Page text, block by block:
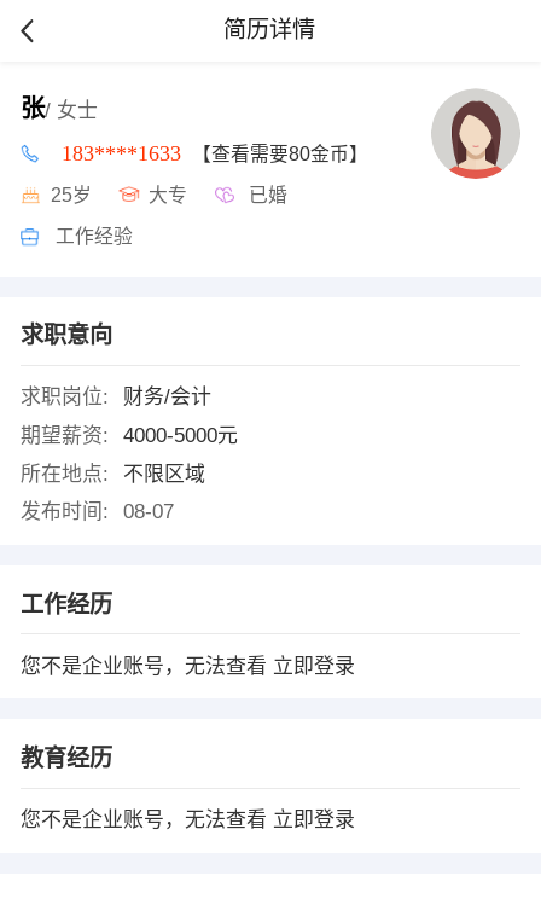
简历详情
张/ 女士
183****1633 【查看需要80金币】
25岁 大专 已婚
工作经验
求职意向
求职岗位:
财务/会计
期望薪资:
4000-5000元
所在地点:
不限区域
发布时间:
08-07
工作经历
您不是企业账号，无法查看 立即登录
教育经历
您不是企业账号，无法查看 立即登录